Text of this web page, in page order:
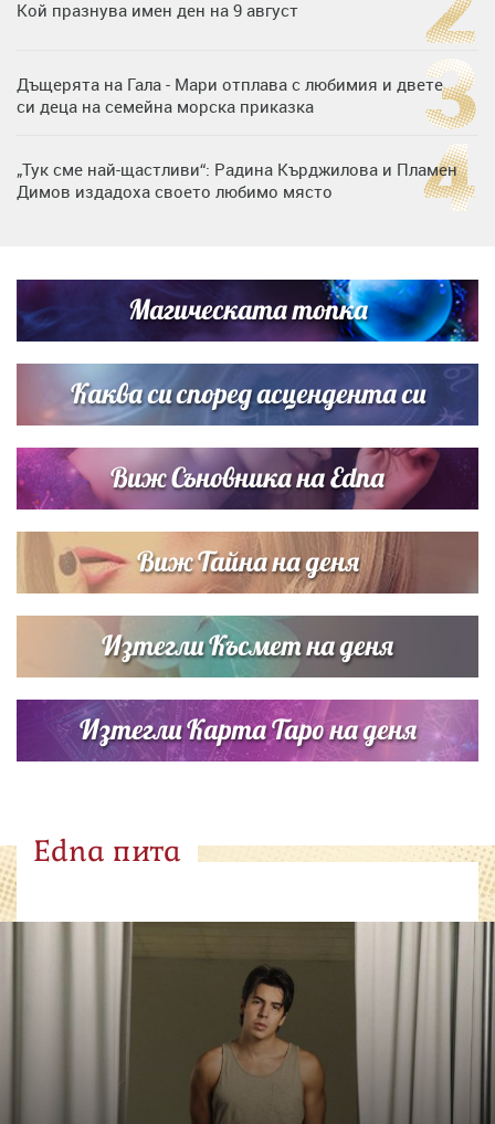
Кой празнува имен ден на 9 август
Дъщерята на Гала - Мари отплава с любимия и двете
си деца на семейна морска приказка
„Тук сме най-щастливи“: Радина Кърджилова и Пламен
Димов издадоха своето любимо място
Братя Аргирови я изненадаха с песен
Магическата топка
Каква си според асцендента си
Виж Съновника на Edna
Виж Тайна на деня
Изтегли Късмет на деня
Изтегли Карта Таро на деня
Edna пита